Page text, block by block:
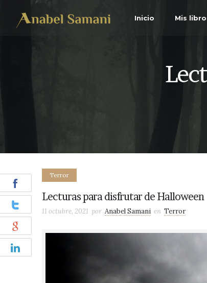
Inicio Mis
Terror
Lecturas para disfrutar de Halloween
11 octubre, 2021 por Anabel Samani en Terror